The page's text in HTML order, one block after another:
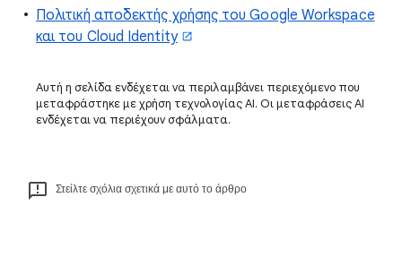
Πολιτική αποδεκτής χρήσης του Google Workspace
και του Cloud Identity
Αυτή η σελίδα ενδέχεται να περιλαμβάνει περιεχόμενο που
μεταφράστηκε με χρήση τεχνολογίας AI. Οι μεταφράσεις AI
ενδέχεται να περιέχουν σφάλματα.
Στείλτε σχόλια σχετικά με αυτό το άρθρο